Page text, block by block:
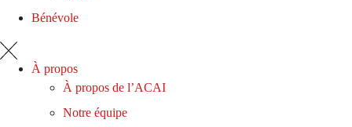
Bénévole
À propos
À propos de l’ACAI
Notre équipe